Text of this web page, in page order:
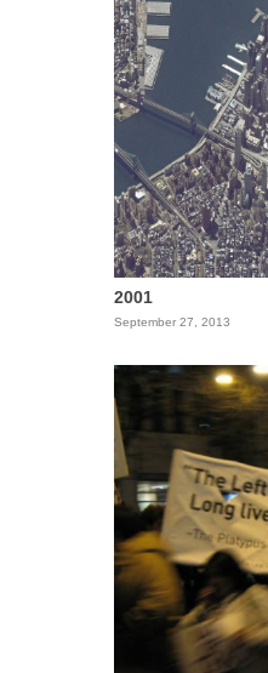
2001
September 27, 2013